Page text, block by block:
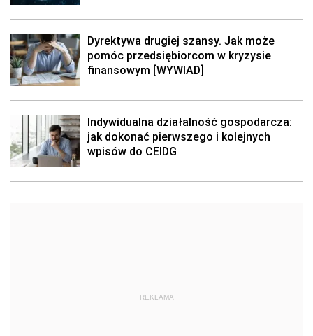
Dyrektywa drugiej szansy. Jak może
pomóc przedsiębiorcom w kryzysie
finansowym [WYWIAD]
Indywidualna działalność gospodarcza:
jak dokonać pierwszego i kolejnych
wpisów do CEIDG
REKLAMA